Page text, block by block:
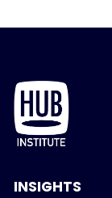
INSIGHTS